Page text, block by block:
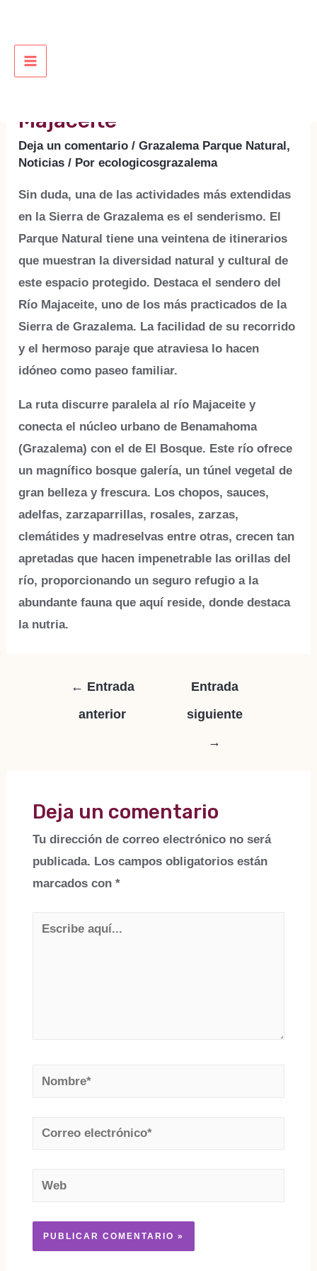
contenido
MAIN
Majaceite
Deja un comentario /Grazalema Parque Natural,
Noticias / Porecologicosgrazalema
Sin duda, una de las actividades más extendidas
en la Sierra de Grazalema es el senderismo. El
Parque Natural tiene una veintena de itinerarios
que muestran la diversidad natural y cultural de
este espacio protegido. Destaca el sendero del
Río Majaceite, uno de los más practicados de la
Sierra de Grazalema. La facilidad de su recorrido
y el hermoso paraje que atraviesa lo hacen
idóneo como paseo familiar.
La ruta discurre paralela al río Majaceite y
conecta el núcleo urbano de Benamahoma
(Grazalema) con el de El Bosque. Este río ofrece
un magnífico bosque galería, un túnel vegetal de
gran belleza y frescura. Los chopos, sauces,
adelfas, zarzaparrillas, rosales, zarzas,
clemátides y madreselvas entre otras, crecen tan
apretadas que hacen impenetrable las orillas del
río, proporcionando un seguro refugio a la
abundante fauna que aquí reside, donde destaca
la nutria.
Navegación
← Entrada
anterior
Entrada
siguiente
→
Deja un comentario
Tu dirección de correo electrónico no será
publicada. Los campos obligatorios están
marcados con *
Escribe
Nombre*
Correo
Web